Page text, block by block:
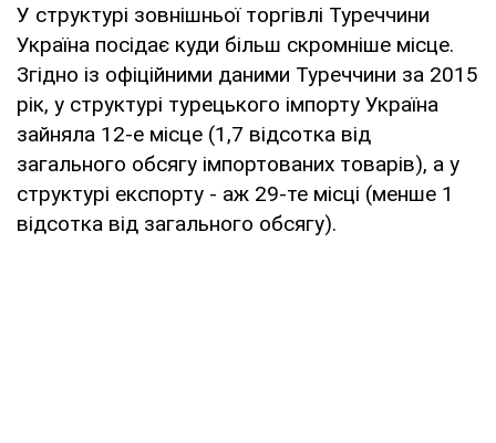
У структурі зовнішньої торгівлі Туреччини
Україна посідає куди більш скромніше місце.
Згідно із офіційними даними Туреччини за 2015
рік, у структурі турецького імпорту Україна
зайняла 12-е місце (1,7 відсотка від
загального обсягу імпортованих товарів), а у
структурі експорту - аж 29-те місці (менше 1
відсотка від загального обсягу).